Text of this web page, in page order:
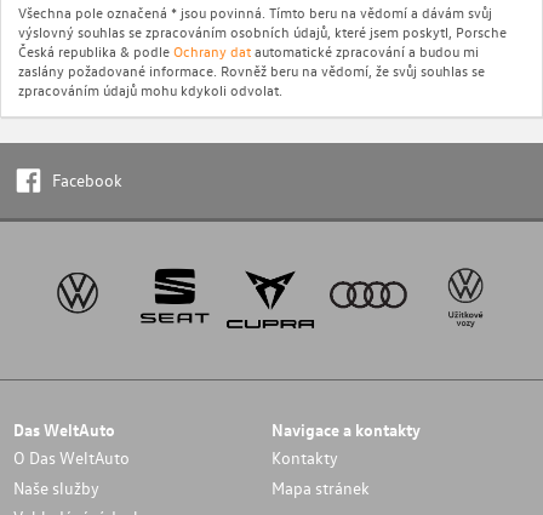
Všechna pole označená * jsou povinná. Tímto beru na vědomí a dávám svůj
výslovný souhlas se zpracováním osobních údajů, které jsem poskytl, Porsche
Česká republika & podleOchrany datautomatické zpracování a budou mi
zaslány požadované informace. Rovněž beru na vědomí, že svůj souhlas se
zpracováním údajů mohu kdykoli odvolat.
Facebook
Das WeltAuto
O Das WeltAuto
Naše služby
Navigace a kontakty
Kontakty
Mapa stránek